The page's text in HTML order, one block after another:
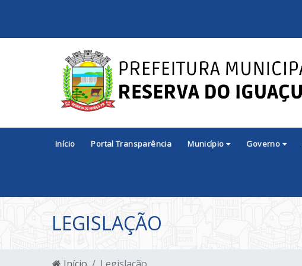
Início Portal Transparência Município Governo
LEGISLAÇÃO
Início Legislação